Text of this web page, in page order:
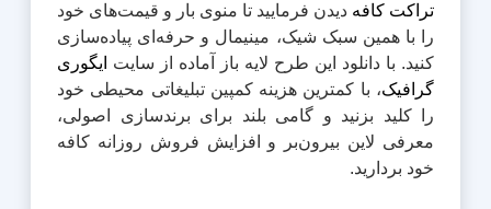
تراکت کافه دیدن فرمایید تا منوی بار و قیمت‌های خود
را با همین سبک شیک، مینیمال و حرفه‌ای پیاده‌سازی
کنید. با دانلود این طرح لایه باز آماده از سایت
ایگوری
گرافیک، با کمترین هزینه کمپین تبلیغاتی محیطی خود
را کلید بزنید و گامی بلند برای برندسازی اصولی،
معرفی لاین بیرون‌بر و افزایش فروش روزانه کافه
خود بردارید.